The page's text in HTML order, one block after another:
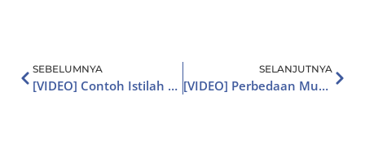
SEBELUMNYA
[VIDEO] Contoh Istilah Bahasa Gaul Dalam Bahasa Inggris
SELANJUTNYA
[VIDEO] Perbedaan Much dan Many